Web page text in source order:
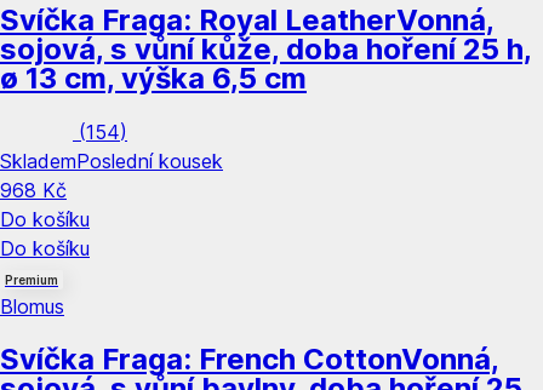
Svíčka Fraga: Royal LeatherVonná,
sojová, s vůní kůže, doba hoření 25 h,
ø 13 cm, výška 6,5 cm
(154)
SklademPoslední kousek
968 Kč
Do košíku
Do košíku
Premium
Blomus
Svíčka Fraga: French CottonVonná,